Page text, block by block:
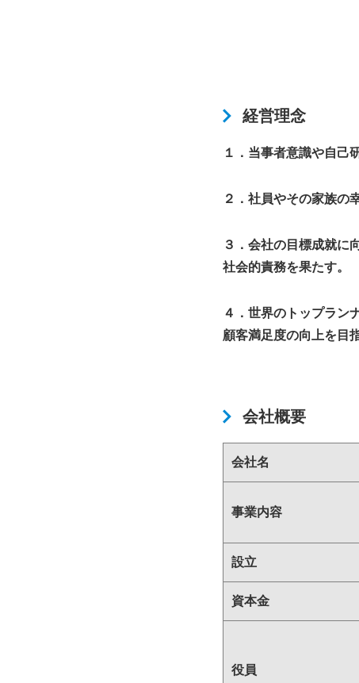
経営理念
１．当事者意識や自己
２．社員やその家族の
３．会社の目標成就に
社会的責務を果たす。
４．世界のトップラン
顧客満足度の向上を目
会社概要
会社名
事業内容
設立
資本金
役員